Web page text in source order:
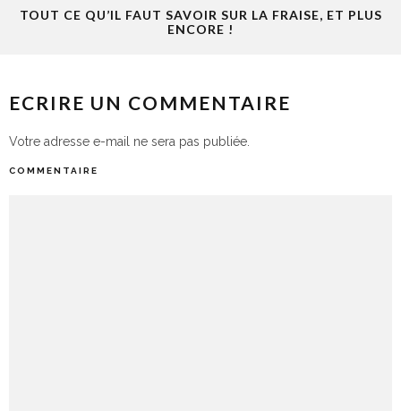
TOUT CE QU’IL FAUT SAVOIR SUR LA FRAISE, ET PLUS
ENCORE !
ECRIRE UN COMMENTAIRE
Votre adresse e-mail ne sera pas publiée.
COMMENTAIRE